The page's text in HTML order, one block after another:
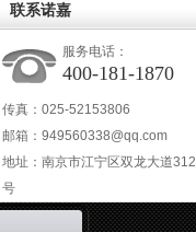
联系诺嘉
服务电话：
400-181-1870
传真：025-52153806
邮箱： 949560338@qq.com
地址：南京市江宁区双龙大道312
号